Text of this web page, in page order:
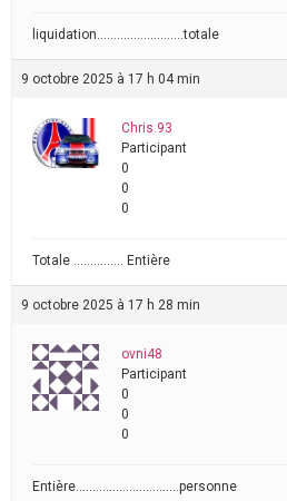
liquidation……………………..totale
9 octobre 2025 à 17 h 04 min
Chris.93
Participant
0
0
0
Totale …………… Entière
9 octobre 2025 à 17 h 28 min
ovni48
Participant
0
0
0
Entière………………………….personne